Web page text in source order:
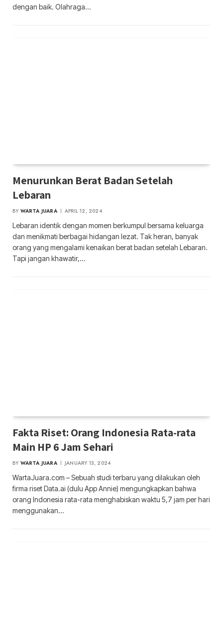
dengan baik. Olahraga…
Menurunkan Berat Badan Setelah
Lebaran
BY WARTA JUARA APRIL 12, 2024
Lebaran identik dengan momen berkumpul bersama keluarga
dan menikmati berbagai hidangan lezat. Tak heran, banyak
orang yang mengalami kenaikan berat badan setelah Lebaran.
Tapi jangan khawatir,…
Fakta Riset: Orang Indonesia Rata-rata
Main HP 6 Jam Sehari
BY WARTA JUARA JANUARY 13, 2024
WartaJuara.com – Sebuah studi terbaru yang dilakukan oleh
firma riset Data.ai (dulu App Annie) mengungkapkan bahwa
orang Indonesia rata-rata menghabiskan waktu 5,7 jam per hari
menggunakan…